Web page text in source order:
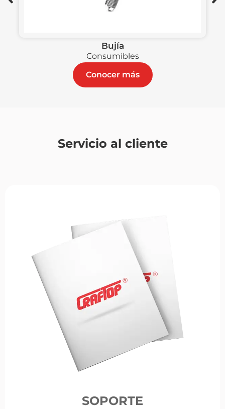
Bujía
Consumibles
Conocer más
Servicio al cliente
SOPORTE